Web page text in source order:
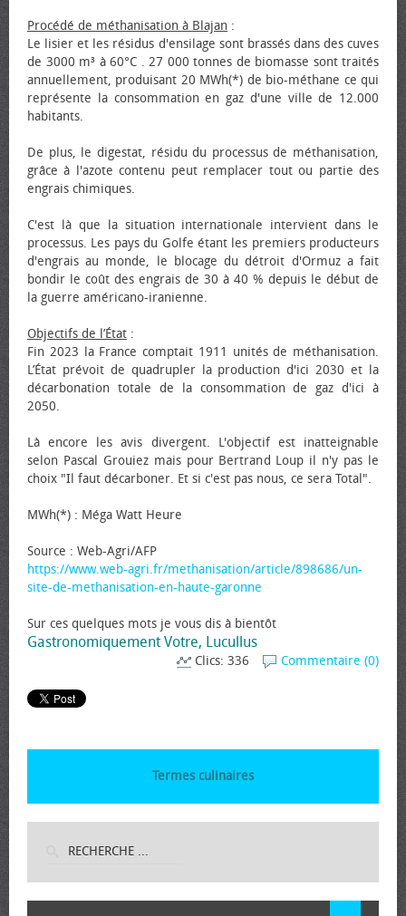
Procédé de méthanisation à Blajan :
Le lisier et les résidus d'ensilage sont brassés dans des cuves
de 3000 m³ à 60°C . 27 000 tonnes de biomasse sont traités
annuellement, produisant 20 MWh(*) de bio-méthane ce qui
représente la consommation en gaz d'une ville de 12.000
habitants.
De plus, le digestat, résidu du processus de méthanisation,
grâce à l'azote contenu peut remplacer tout ou partie des
engrais chimiques.
C'est là que la situation internationale intervient dans le
processus. Les pays du Golfe étant les premiers producteurs
d'engrais au monde, le blocage du détroit d'Ormuz a fait
bondir le coût des engrais de 30 à 40 % depuis le début de
la guerre américano-iranienne.
Objectifs de l’État :
Fin 2023 la France comptait 1911 unités de méthanisation.
L’État prévoit de quadrupler la production d'ici 2030 et la
décarbonation totale de la consommation de gaz d'ici à
2050.
Là encore les avis divergent. L'objectif est inatteignable
selon Pascal Grouiez mais pour Bertrand Loup il n'y pas le
choix "Il faut décarboner. Et si c'est pas nous, ce sera Total".
MWh(*) : Méga Watt Heure
Source : Web-Agri/AFP
https://www.web-agri.fr/methanisation/article/898686/un-
site-de-methanisation-en-haute-garonne
Sur ces quelques mots je vous dis à bientôt
Gastronomiquement Votre, Lucullus
Commentaire (0)
Clics: 336
Termes culinaires